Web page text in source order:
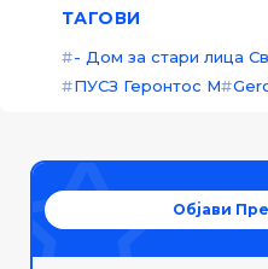
ТАГОВИ
- Дом за стари лица
ПУСЗ Геронтос М
Објави